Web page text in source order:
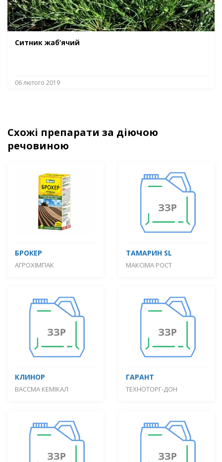
Ситник жаб’ячий
06 лютого 2019
Схожі препарати за діючою
речовиною
БРОКЕР
АГРОХІМПАК
ТАМАРИН SL
МАКСІМА РОСТ
КЛИНОР
ВАССМА КЕМІКАЛ
ГАРАНТ
ТЕХНОТОРГ-ДОН